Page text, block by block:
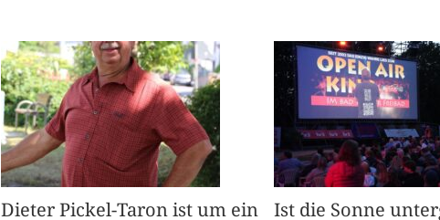
Dieter Pickel-Taron ist um ein Ist die Sonne